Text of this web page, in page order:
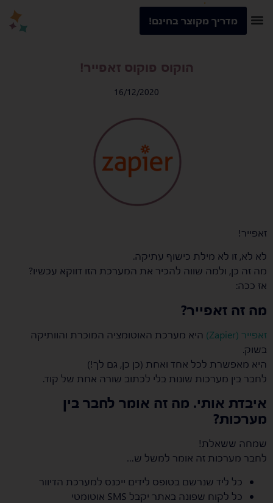
מדריך מקוצר בחינם!
הוקוס פוקוס זאפייר!
16/12/2020
זאפייר!
לא לא, זו לא מילת כישוף עתיקה.
מה זה כן, ולמה שווה להכיר את המערכת הזו דווקא עכשיו?
אז ככה:
מה זה זאפייר?
זאפייר (Zapier)
היא מערכת האוטומציה המוכרת והוותיקה
בשוק.
היא מאפשרת לכל אחד ואחת (כן כן, גם לך!)
לחבר בין מערכות שונות בלי לכתוב שורה אחת של קוד.
איבדת אותי. מה זה אומר לחבר בין
מערכות?
שמחה ששאלת!
לחבר מערכות זה אומר למשל ש…
כל ליד שנרשם בטופס לידים ייכנס למערכת הדיוור
כל לקוח שפונה באתר יקבל SMS אוטומטי